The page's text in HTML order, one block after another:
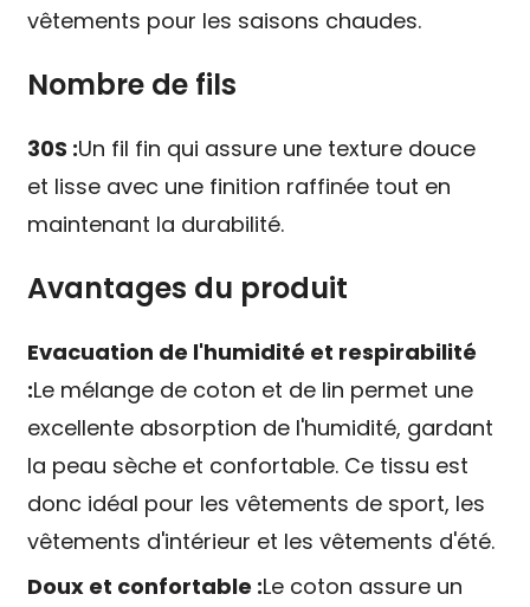
vêtements pour les saisons chaudes.
Nombre de fils
30S :Un fil fin qui assure une texture douce
et lisse avec une finition raffinée tout en
maintenant la durabilité.
Avantages du produit
Evacuation de l'humidité et respirabilité
:Le mélange de coton et de lin permet une
excellente absorption de l'humidité, gardant
la peau sèche et confortable. Ce tissu est
donc idéal pour les vêtements de sport, les
vêtements d'intérieur et les vêtements d'été.
Doux et confortable :Le coton assure un